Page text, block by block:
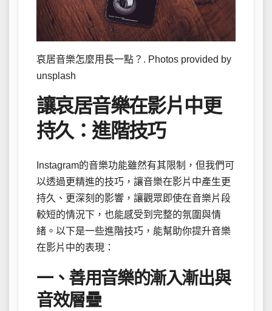
哀居音樂怎麼用長一點？. Photos provided by
unsplash
讓哀居音樂在影片中更
持久：進階技巧
Instagram的音樂功能雖然有其限制，但我們可
以透過更精進的技巧，讓音樂在影片中產生更
持久、更深刻的影響，讓觀眾即使在音樂片段
較短的情況下，也能感受到完整的氛圍與情
緒。以下是一些進階技巧，能幫助你提升音樂
在影片中的表現：
一、善用音樂的漸入漸出與
音效層疊